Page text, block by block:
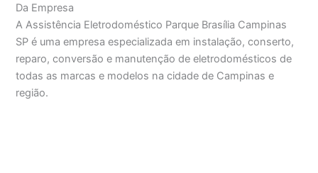
Da Empresa
A Assistência Eletrodoméstico Parque Brasília Campinas
SP é uma empresa especializada em instalação, conserto,
reparo, conversão e manutenção de eletrodomésticos de
todas as marcas e modelos na cidade de Campinas e
região.